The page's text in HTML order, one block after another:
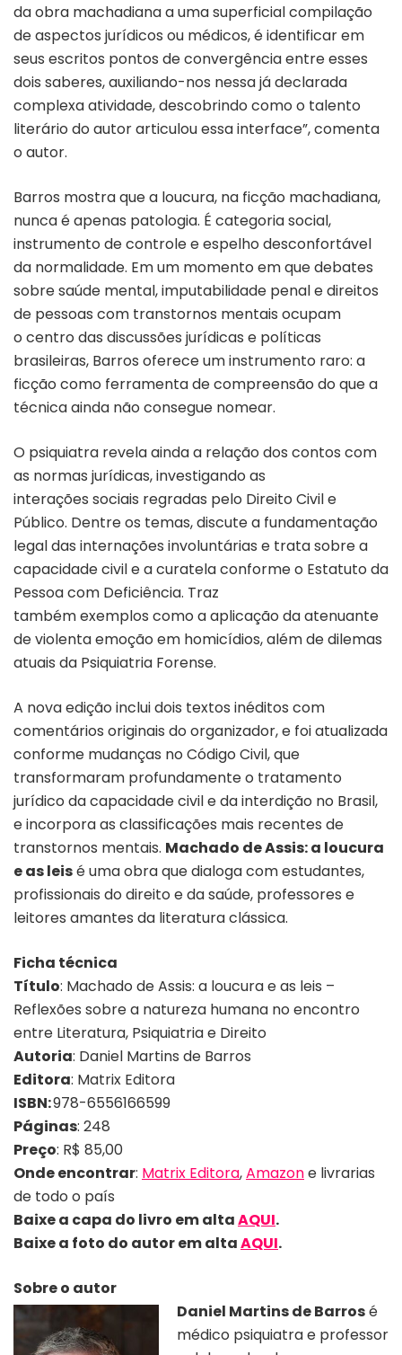
da obra machadiana a uma superficial compilação
de aspectos jurídicos ou médicos, é identificar em
seus escritos pontos de convergência entre esses
dois saberes, auxiliando-nos nessa já declarada
complexa atividade, descobrindo como o talento
literário do autor articulou essa interface”, comenta
o autor.
Barros mostra que a loucura, na ficção machadiana,
nunca é apenas patologia. É categoria social,
instrumento de controle e espelho desconfortável
da normalidade. Em um momento em que debates
sobre saúde mental, imputabilidade penal e direitos
de pessoas com transtornos mentais ocupam
o centro das discussões jurídicas e políticas
brasileiras, Barros oferece um instrumento raro: a
ficção como ferramenta de compreensão do que a
técnica ainda não consegue nomear.
O psiquiatra revela ainda a relação dos contos com
as normas jurídicas, investigando as
interações sociais regradas pelo Direito Civil e
Público. Dentre os temas, discute a fundamentação
legal das internações involuntárias e trata sobre a
capacidade civil e a curatela conforme o Estatuto da
Pessoa com Deficiência. Traz
também exemplos como a aplicação da atenuante
de violenta emoção em homicídios, além de dilemas
atuais da Psiquiatria Forense.
A nova edição inclui dois textos inéditos com
comentários originais do organizador, e foi atualizada
conforme mudanças no Código Civil, que
transformaram profundamente o tratamento
jurídico da capacidade civil e da interdição no Brasil,
e incorpora as classificações mais recentes de
transtornos mentais. Machado de Assis: a loucura
e as leisé uma obra que dialoga com estudantes,
profissionais do direito e da saúde, professores e
leitores amantes da literatura clássica.
Ficha técnica
Título: Machado de Assis: a loucura e as leis –
Reflexões sobre a natureza humana no encontro
entre Literatura, Psiquiatria e Direito
Autoria: Daniel Martins de Barros
Editora: Matrix Editora
ISBN:978-6556166599
Páginas: 248
Preço: R$ 85,00
Onde encontrar: Matrix Editora,Amazone livrarias
de todo o país
Baixe a capa do livro em altaAQUI.
Baixe a foto do autor em altaAQUI.
Sobre o autor
Daniel Martins de Barrosé
médico psiquiatra e professor